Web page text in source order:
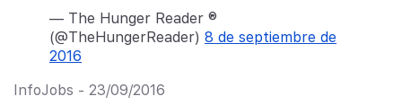
— The Hunger Reader ®
(@TheHungerReader) 8 de septiembre de
2016
InfoJobs - 23/09/2016